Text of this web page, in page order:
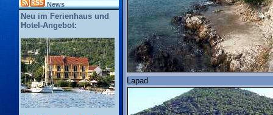
News
Neu im Ferienhaus und
Hotel-Angebot:
Lapad